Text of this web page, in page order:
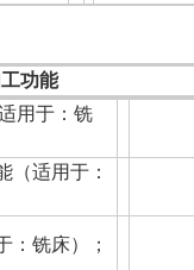
功能
用于：铣
（适用于：
：铣床）；